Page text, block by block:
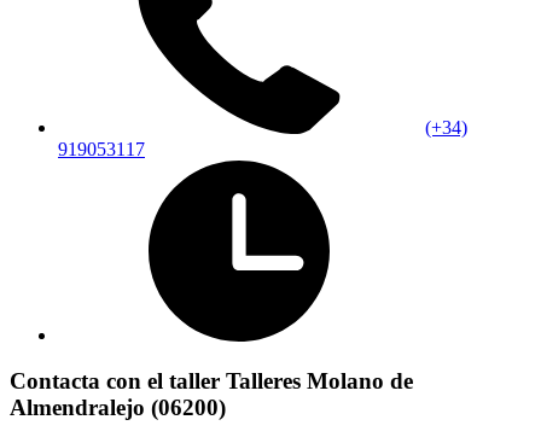
(+34)
919053117
Contacta con el taller Talleres Molano de
Almendralejo (06200)